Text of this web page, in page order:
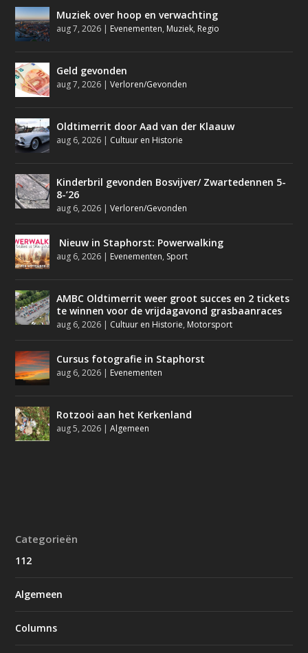
Muziek over hoop en verwachting
aug 7, 2026 | Evenementen, Muziek, Regio
Geld gevonden
aug 7, 2026 |Verloren/Gevonden
Oldtimerrit door Aad van der Klaauw
aug 6, 2026 | Cultuur en Historie
Kinderbril gevonden Bosvijver/ Zwartedennen 5-
8-’26
aug 6, 2026 |Verloren/Gevonden
Nieuw in Staphorst: Powerwalking
aug 6, 2026 | Evenementen, Sport
AMBC Oldtimerrit weer groot succes en 2 tickets
te winnen voor de vrijdagavond grasbaanraces
aug 6, 2026 | Cultuur en Historie, Motorsport
Cursus fotografie in Staphorst
aug 6, 2026 | Evenementen
Rotzooi aan het Kerkenland
aug 5, 2026 |Algemeen
Categorieën
112
Algemeen
Columns